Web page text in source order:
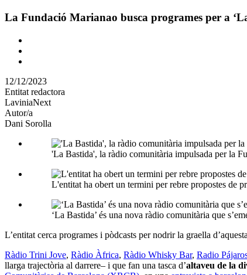
la
La Fundació Marianao busca programes per a
Comparteix
altres
xarxes
socials
12/12/2023
Entitat redactora
LaviniaNext
Autor/a
Dani Sorolla
'La Bastida', la ràdio comunitària impulsada per la
L'entitat ha obert un termini per rebre propostes de
‘La Bastida’ és una nova ràdio comunitària que
L’entitat cerca programes i pòdcasts per nodrir la graella
Ràdio Trini Jove, Ràdio Àfrica, Ràdio Whisky Bar, Radio
llarga trajectòria al darrere– i que fan una tasca d’altaveu de la